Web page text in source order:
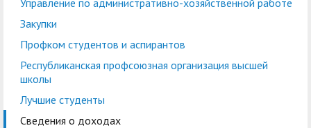
Международная
деятельность
Управление по
административно-
Закупки
Центр тестирования
иностранных граждан
по русскому языку
Центр развития
компетенций
Управление по административно-хозяйственной работе
Закупки
Профком студентов и аспирантов
Республиканская профсоюзная организация высшей
школы
Лучшие студенты
Сведения о доходах